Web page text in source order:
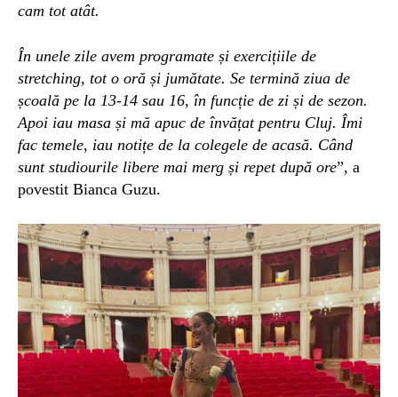
cam tot atât.
În unele zile avem programate și exercițiile de
stretching, tot o oră și jumătate. Se termină ziua de
școală pe la 13-14 sau 16, în funcție de zi și de sezon.
Apoi iau masa și mă apuc de învățat pentru Cluj. Îmi
fac temele, iau notițe de la colegele de acasă. Când
sunt studiourile libere mai merg și repet după ore”, a
povestit Bianca Guzu.